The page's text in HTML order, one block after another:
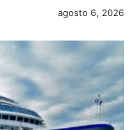
agosto 6, 2026